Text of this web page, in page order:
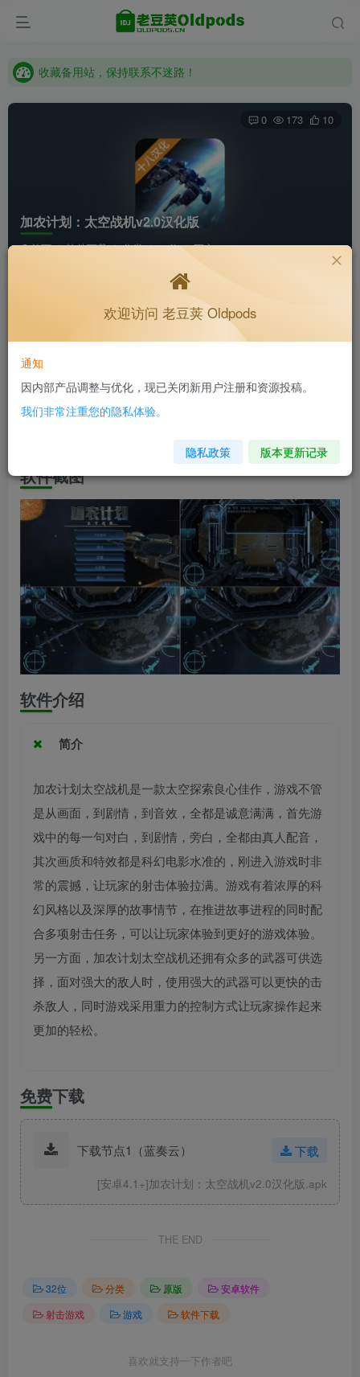
老豆荚 Oldpods版本：v10.3.0 泡芙
老豆荚 Oldpods版本：v10.3.0 泡芙
加农计划：太空战机v2.0汉化版
首页 软件下载 分类 32位 正文
0 173 10
2个月前更新
软件信息
兼容版本：安卓4.1+
软件截图
软件介绍
简介
加农计划太空战机是一款太空探索良心佳作，游戏不管
是从画面，到剧情，到音效，全都是诚意满满，首先游
戏中的每一句对白，到剧情，旁白，全都由真人配音，
其次画质和特效都是科幻电影水准的，刚进入游戏时非
常的震撼，让玩家的射击体验拉满。游戏有着浓厚的科
幻风格以及深厚的故事情节，在推进故事进程的同时配
合多项射击任务，可以让玩家体验到更好的游戏体验。
另一方面，加农计划太空战机还拥有众多的武器可供选
择，面对强大的敌人时，使用强大的武器可以更快的击
杀敌人，同时游戏采用重力的控制方式让玩家操作起来
更加的轻松。
免费下载
下载节点1（蓝奏云） 下载
[安卓4.1+]加农计划：太空战机v2.0汉化版.apk
THE END
32位 分类 原版
安卓软件
射击游戏
游戏 软件下载
喜欢就支持一下作者吧
欢迎访问 老豆荚 Oldpods
通知
因内部产品调整与优化，现已关闭新用户注册和资源投稿。
我们非常注重您的隐私体验。
隐私政策 版本更新记录